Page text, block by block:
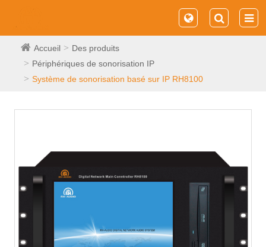
Accueil
Des produits
Périphériques de sonorisation IP
Système de sonorisation basé sur IP RH8100